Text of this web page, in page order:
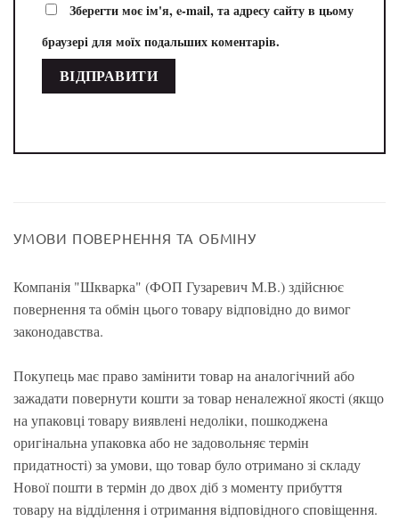
Зберегти моє ім'я, e-mail, та адресу сайту в цьому
браузері для моїх подальших коментарів.
УМОВИ ПОВЕРНЕННЯ ТА ОБМІНУ
Компанія "Шкварка" (ФОП Гузаревич М.В.) здійснює
повернення та обмін цього товару відповідно до вимог
законодавства.
Покупець має право замінити товар на аналогічний або
зажадати повернути кошти за товар неналежної якості (якщо
на упаковці товару виявлені недоліки, пошкоджена
оригінальна упаковка або не задовольняє термін
придатності) за умови, що товар було отримано зі складу
Нової пошти в термін до двох діб з моменту прибуття
товару на відділення і отримання відповідного сповіщення.